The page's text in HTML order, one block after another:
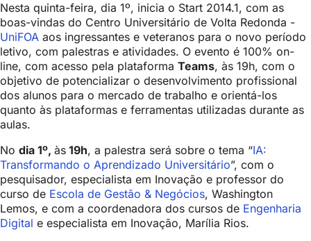
Nesta quinta-feira, dia 1º, inicia o Start 2014.1, com as
boas-vindas do Centro Universitário de Volta Redonda -
UniFOA aos ingressantes e veteranos para o novo período
letivo, com palestras e atividades. O evento é 100% on-
line, com acesso pela plataforma Teams, às 19h, com o
objetivo de potencializar o desenvolvimento profissional
dos alunos para o mercado de trabalho e orientá-los
quanto às plataformas e ferramentas utilizadas durante as
aulas.
No dia 1º, às 19h, a palestra será sobre o tema “IA:
Transformando o Aprendizado Universitário”, com o
pesquisador, especialista em Inovação e professor do
curso de Escola de Gestão & Negócios, Washington
Lemos, e com a coordenadora dos cursos de Engenharia
Digital e especialista em Inovação, Marília Rios.